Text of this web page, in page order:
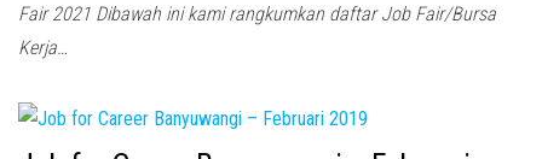
Fair 2021 Dibawah ini kami rangkumkan daftar Job Fair/Bursa
Kerja…